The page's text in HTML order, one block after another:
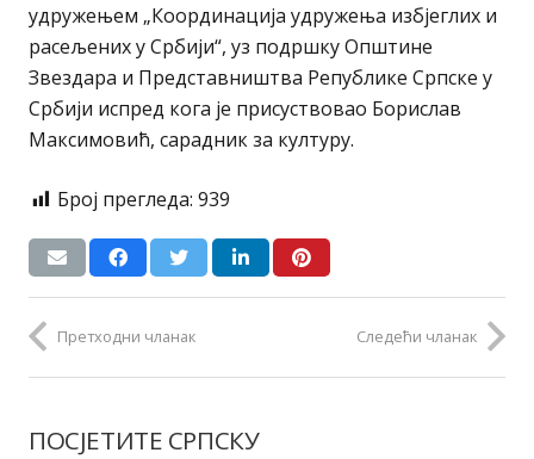
удружењем „Координација удружења избјеглих и
расељених у Србији“, уз подршку Општине
Звездара и Представништва Републике Српске у
Србији испред кога је присуствовао Борислав
Максимовић, сарадник за културу.
Број прегледа: 939
Претходни чланак Следећи чланак
ПОСЈЕТИТЕ СРПСКУ